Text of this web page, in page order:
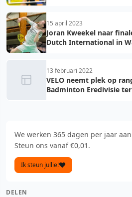
15 april 2023
Joran Kweekel naar
Dutch International in
13 februari 2022
VELO neemt plek op
Badminton Eredivisie
We werken 365 dagen per jaar
Steun ons vanaf €0,01.
Ik steun jullie!
DELEN